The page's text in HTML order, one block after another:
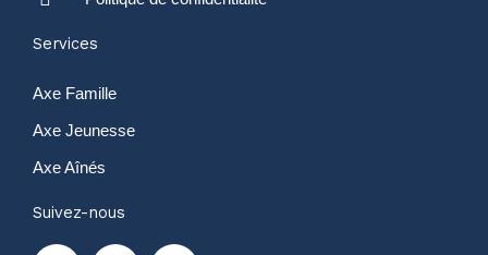
Services
Axe Famille
Axe Jeunesse
Axe Aînés
Suivez-nous